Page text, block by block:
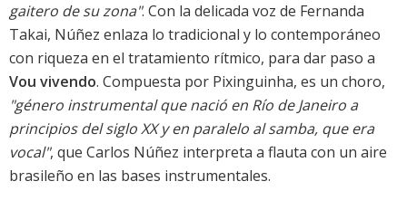
gaitero de su zona". Con la delicada voz de Fernanda
Takai, Núñez enlaza lo tradicional y lo contemporáneo
con riqueza en el tratamiento rítmico, para dar paso a
Vou vivendo. Compuesta por Pixinguinha, es un choro,
"género instrumental que nació en Río de Janeiro a
principios del siglo XX y en paralelo al samba, que era
vocal", que Carlos Núñez interpreta a flauta con un aire
brasileño en las bases instrumentales.